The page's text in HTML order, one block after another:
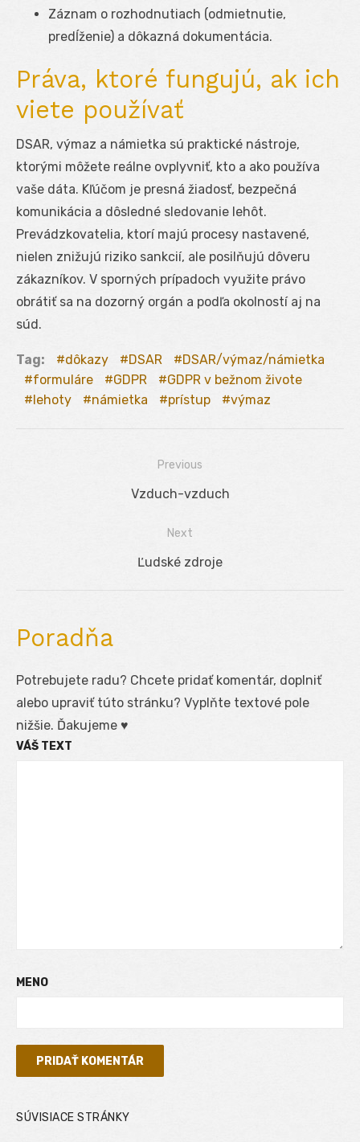
Záznam o rozhodnutiach (odmietnutie,
predĺženie) a dôkazná dokumentácia.
Práva, ktoré fungujú, ak ich
viete používať
DSAR, výmaz a námietka sú praktické nástroje,
ktorými môžete reálne ovplyvniť, kto a ako používa
vaše dáta. Kľúčom je presná žiadosť, bezpečná
komunikácia a dôsledné sledovanie lehôt.
Prevádzkovatelia, ktorí majú procesy nastavené,
nielen znižujú riziko sankcií, ale posilňujú dôveru
zákazníkov. V sporných prípadoch využite právo
obrátiť sa na dozorný orgán a podľa okolností aj na
súd.
Tag: dôkazy DSAR
DSAR/výmaz/námietka
formuláre
GDPR
GDPR v bežnom živote
lehoty
námietka prístup výmaz
Previous
Previous
Vzduch-vzduch
Next
Next
Ľudské zdroje
Poradňa
Potrebujete radu? Chcete pridať komentár, doplniť
alebo upraviť túto stránku? Vyplňte textové pole
nižšie. Ďakujeme ♥
VÁŠ TEXT
MENO
SÚVISIACE STRÁNKY